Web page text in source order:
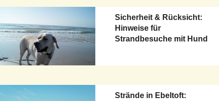
Sicherheit & Rücksicht:
Hinweise für
Strandbesuche mit Hund
Strände in Ebeltoft: